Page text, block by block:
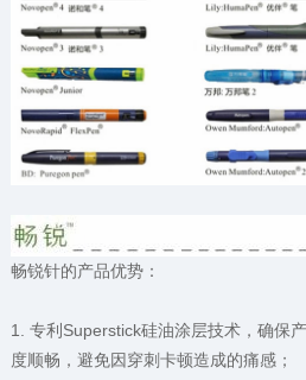
畅锐针的产品优势：
1. 专利Superstick硅油涂层技术，确保
度顺畅，避免因穿刺卡顿造成的痛感；